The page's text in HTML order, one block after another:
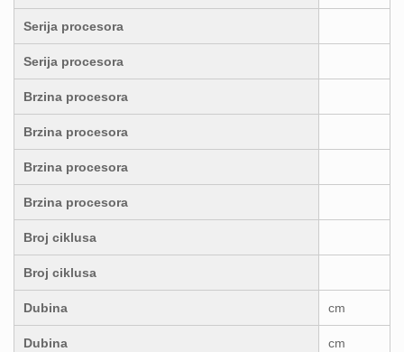
Serija procesora
Serija procesora
Brzina procesora
Brzina procesora
Brzina procesora
Brzina procesora
Broj ciklusa
Broj ciklusa
Dubina cm
Dubina cm